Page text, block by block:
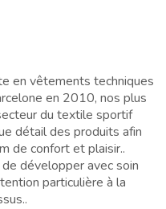
en vêtements techniques
en 2010, nos plus
du textile sportif
détail des produits afin
de confort et plaisir..
développer avec soin
particulière à la